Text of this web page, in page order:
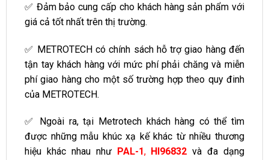
✅ Đảm bảo cung cấp cho khách hàng sản phẩm với
giá cả tốt nhất trên thị trường.
✅ METROTECH có chính sách hỗ trợ giao hàng đến
tận tay khách hàng với mức phí phải chăng và miễn
phí giao hàng cho một số trường hợp theo quy đinh
của METROTECH.
✅ Ngoài ra, tại Metrotech khách hàng có thể tìm
được những mẫu khúc xạ kế khác từ nhiều thương
hiệu khác nhau như PAL-1, HI96832 và đa dạng